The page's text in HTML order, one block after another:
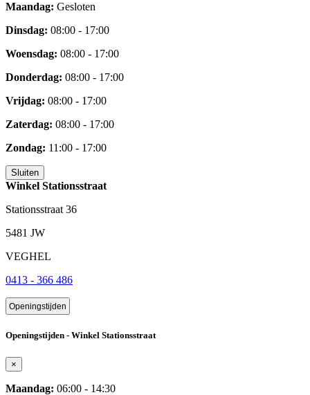
Maandag: Gesloten
Dinsdag: 08:00 - 17:00
Woensdag: 08:00 - 17:00
Donderdag: 08:00 - 17:00
Vrijdag: 08:00 - 17:00
Zaterdag: 08:00 - 17:00
Zondag: 11:00 - 17:00
Sluiten
Winkel Stationsstraat
Stationsstraat 36
5481 JW
VEGHEL
0413 - 366 486
Openingstijden
Openingstijden - Winkel Stationsstraat
×
Maandag: 06:00 - 14:30